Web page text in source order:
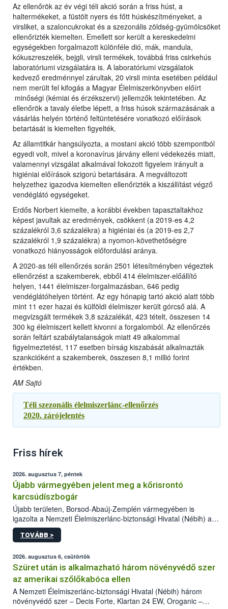
Az ellenőrök az év végi téli akció során a friss húst, a
haltermékeket, a füstölt nyers és főtt húskészítményeket, a
virsliket, a szaloncukrokat és a szezonális zöldség-gyümölcsöket
ellenőrizték kiemelten. Emellett sor került a kereskedelmi
egységekben forgalmazott különféle dió, mák, mandula,
kókuszreszelék, bejgli, virsli termékek, továbbá friss csirkehús
laboratóriumi vizsgálatára is. A laboratóriumi vizsgálatok
kedvező eredménnyel zárultak, 20 virsli minta esetében például
nem merült fel kifogás a Magyar Élelmiszerkönyvben előírt
minőségi (kémiai és érzékszervi) jellemzők tekintetében. Az
ellenőrök a tavaly életbe lépett, a friss húsok származásának a
vásárlás helyén történő feltüntetésére vonatkozó előírások
betartását is kiemelten figyelték.
Az államtitkár hangsúlyozta, a mostani akció több szempontból
egyedi volt, mivel a koronavírus járvány elleni védekezés miatt,
valamennyi vizsgálat alkalmával fokozott figyelem irányult a
higiéniai előírások szigorú betartására. A megváltozott
helyzethez igazodva kiemelten ellenőrizték a kiszállítást végző
vendéglátó egységeket.
Erdős Norbert kiemelte, a korábbi években tapasztaltakhoz
képest javultak az eredmények, csökkent (a 2019-es 4,2
százalékról 3,6 százalékra) a higiéniai és (a 2019-es 2,7
százalékról 1,9 százalékra) a nyomon-követhetőségre
vonatkozó hiányosságok előfordulási aránya.
A 2020-as téli ellenőrzés során 2501 létesítményben végeztek
ellenőrzést a szakemberek, ebből 414 élelmiszer-előállító
helyen, 1441 élelmiszer-forgalmazásban, 646 pedig
vendéglátóhelyen történt. Az egy hónapig tartó akció alatt több
mint 11 ezer hazai és külföldi élelmiszer került górcső alá. A
megvizsgált termékek 3,8 százalékát, 423 tételt, összesen 14
300 kg élelmiszert kellett kivonni a forgalomból. Az ellenőrzés
során feltárt szabálytalanságok miatt 49 alkalommal
figyelmeztetést, 117 esetben bírság kiszabását alkalmazták
szankcióként a szakemberek, összesen 8,1 millió forint
értékben.
AM Sajtó
Téli szezonális élelmiszerlánc-ellenőrzés
2020. zárójelentés
Friss hírek
2026. augusztus 7, péntek
Újabb vármegyében jelent meg a kőrisrontó
karcsúdíszbogár
Újabb területen, Borsod-Abaúj-Zemplén vármegyében is
igazolta a Nemzeti Élelmiszerlánc-biztonsági Hivatal (Nébih) a
kőrisrontó karcsúdíszbogár (Agrilus planipennis) jelenlétét. A
kártevőt nem csak színcsapdában találták meg, de már fertőzött
az intenzív felderítést, emellett az intézkedéseket a szlovák
hatósággal is összehangolják a terjedés megállítása érdekében.
TOVÁBB >
2026. augusztus 6, csütörtök
Szüret után is alkalmazható három növényvédő szer
az amerikai szőlőkabóca ellen
A Nemzeti Élelmiszerlánc-biztonsági Hivatal (Nébih) három
növényvédő szer – Decis Forte, Klartan 24 EW, Oroganic –